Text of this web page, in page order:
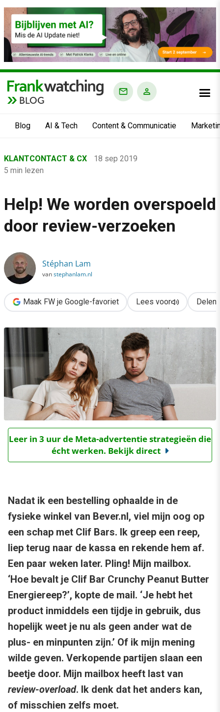
BLOG
Blog AI & Tech Content & Communicatie
›
Klantcontact & CX
›
KLANTCONTACT & CX
18 sep 2019
5 min lezen
Help! We worden overspoeld
door review-verzoeken
Stéphan Lam
vanstephanlam.nl
Maak FW je Google-favoriet Lees voor Delen
Leer in 3 uur de Meta-advertentie strategieën die
écht werken. Bekijk direct
Nadat ik een bestelling ophaalde in de
fysieke winkel van Bever.nl, viel mijn oog op
een schap met Clif Bars. Ik greep een reep,
liep terug naar de kassa en rekende hem af.
Een paar weken later. Pling! Mijn mailbox.
‘Hoe bevalt je Clif Bar Crunchy Peanut Butter
Energiereep?’, kopte de mail. ‘Je hebt het
product inmiddels een tijdje in gebruik, dus
hopelijk weet je nu als geen ander wat de
plus- en minpunten zijn.’ Of ik mijn mening
wilde geven. Verkopende partijen slaan een
beetje door. Mijn mailbox heeft last van
review-overload. Ik denk dat het anders kan,
of misschien zelfs moet.